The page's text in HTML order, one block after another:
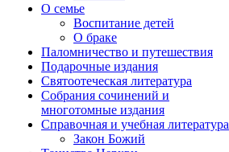
О семье
Воспитание детей
О браке
Паломничество и путешествия
Подарочные издания
Святоотеческая литература
Собрания сочинений и
многотомные издания
Справочная и учебная литература
Закон Божий